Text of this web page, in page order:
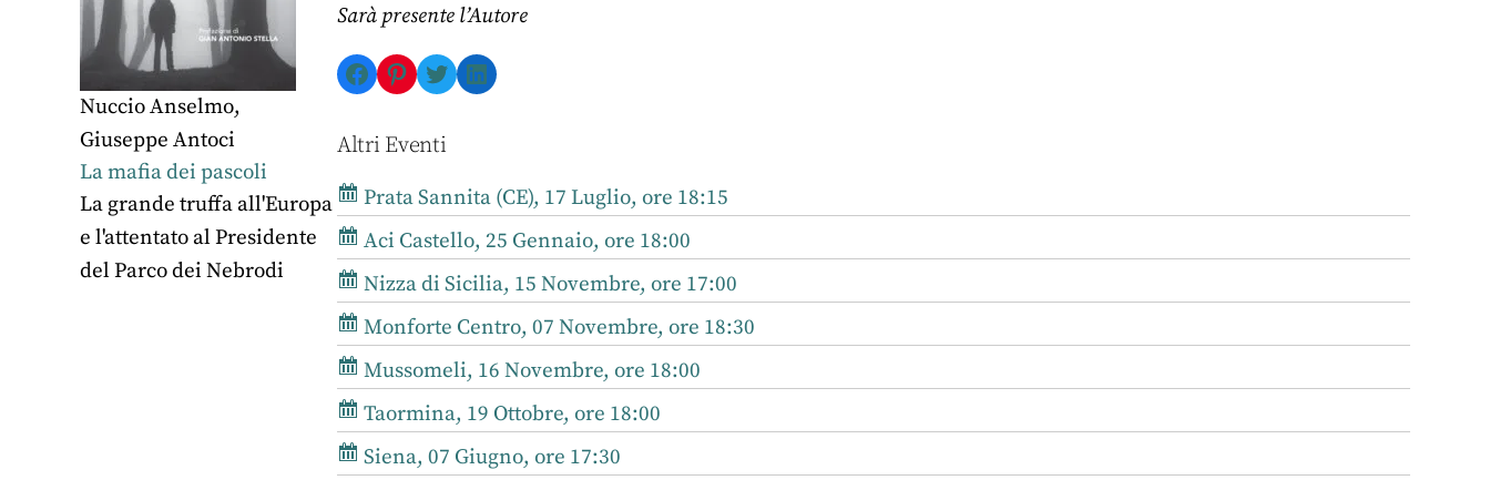
Nuccio Anselmo,
Giuseppe Antoci
La mafia dei pascoli
La grande truffa all'Europa
e l'attentato al Presidente
del Parco dei Nebrodi
Sarà presente l’Autore
Facebook
Pinterest
TwitterLinkedIn
Altri Eventi
Prata Sannita (CE), 17 Luglio, ore 18:15
Aci Castello, 25 Gennaio, ore 18:00
Nizza di Sicilia, 15 Novembre, ore 17:00
Monforte Centro, 07 Novembre, ore 18:30
Mussomeli, 16 Novembre, ore 18:00
Taormina, 19 Ottobre, ore 18:00
Siena, 07 Giugno, ore 17:30